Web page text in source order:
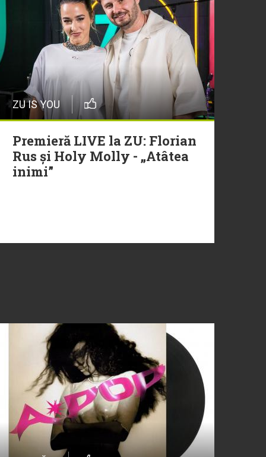
ZU IS YOU
Premieră LIVE la ZU: Florian
Rus și Holy Molly - „Atâtea
inimi”